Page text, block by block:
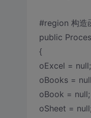
#region 构造
public
{
oExcel = null;
oBooks =
oBook = null;
oSheet =